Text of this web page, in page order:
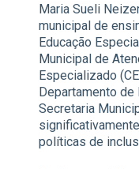
Maria Sueli
municipal de
Educação
Municipal de
Especializado
Departamento de
Secretaria
políticas de